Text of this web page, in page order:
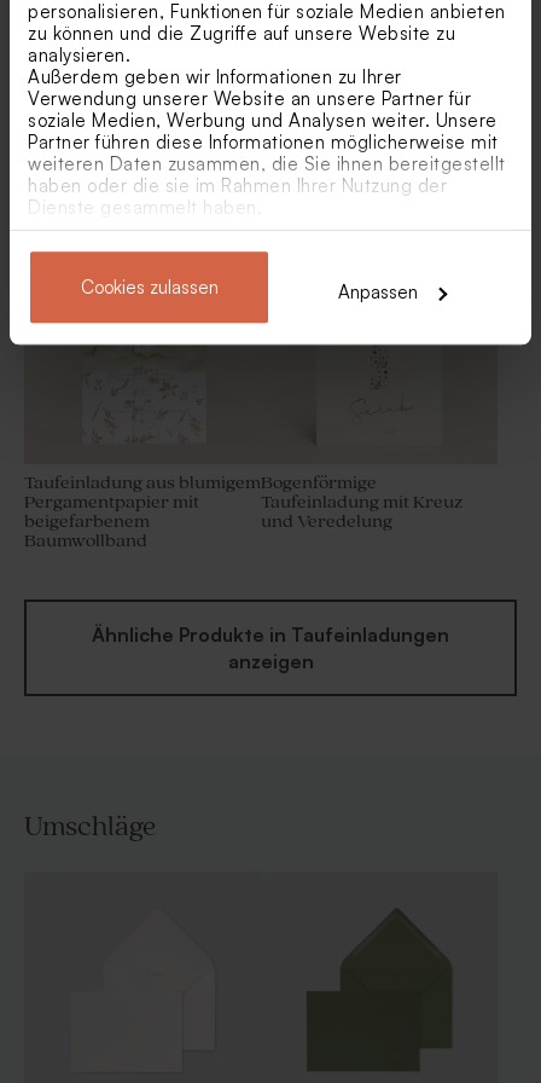
personalisieren, Funktionen für soziale Medien anbieten
zu können und die Zugriffe auf unsere Website zu
analysieren.
Außerdem geben wir Informationen zu Ihrer
Verwendung unserer Website an unsere Partner für
soziale Medien, Werbung und Analysen weiter. Unsere
Partner führen diese Informationen möglicherweise mit
weiteren Daten zusammen, die Sie ihnen bereitgestellt
haben oder die sie im Rahmen Ihrer Nutzung der
Dienste gesammelt haben.
Cookies zulassen Anpassen
Klammer
Taufeinladung mit Blumen
und Goldfolie
Taufeinladung 'Flower
Taufeinladung aus blumigem
Pergamentpapier mit
beigefarbenem
Baumwollband
Bogenförmige
Taufeinladung mit Kreuz
und Veredelung
Ähnliche Produkte in Taufeinladungen
anzeigen
Umschläge